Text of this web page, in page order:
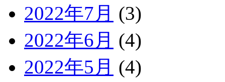
2022年7月 (3)
2022年6月 (4)
2022年5月 (4)